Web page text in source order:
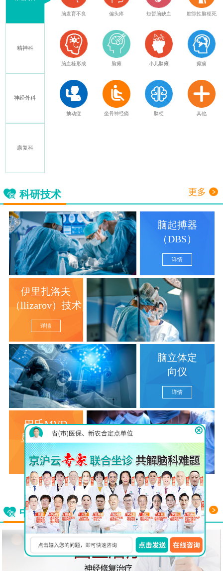
精神科
神经外科
康复科
脑发育不良 偏头疼 短暂脑缺血 腔隙性脑梗死
脑血栓形成 脑瘫 小儿脑瘫 癫痫
抽动症 坐骨神经痛 脑梗 其他
科研技术 更多
脑起搏器
（DBS）
详情
伊里扎洛夫
（llizarov）技术
详情
脑立体定
向仪
详情
巴氏MVD
显微分离术
详情
查看更多
中西医结合看脑病 更多